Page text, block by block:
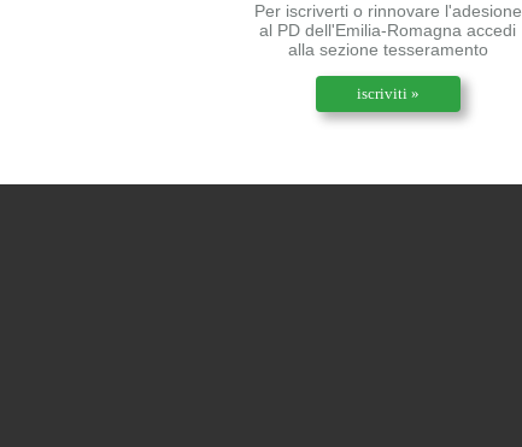
Per iscriverti o rinnovare l'adesione
al PD dell'Emilia-Romagna accedi
alla sezione tesseramento